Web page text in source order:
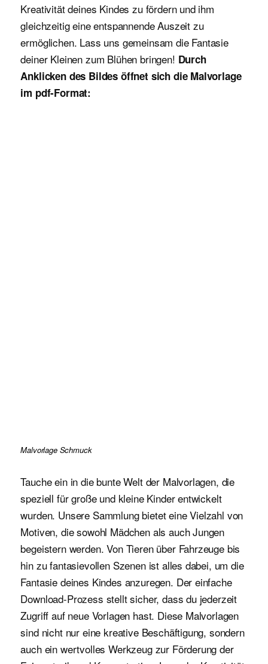
Kreativität deines Kindes zu fördern und ihm
gleichzeitig eine entspannende Auszeit zu
ermöglichen. Lass uns gemeinsam die Fantasie
deiner Kleinen zum Blühen bringen! Durch
Anklicken des Bildes öffnet sich die Malvorlage
im pdf-Format:
Malvorlage Schmuck
Tauche ein in die bunte Welt der Malvorlagen, die
speziell für große und kleine Kinder entwickelt
wurden. Unsere Sammlung bietet eine Vielzahl von
Motiven, die sowohl Mädchen als auch Jungen
begeistern werden. Von Tieren über Fahrzeuge bis
hin zu fantasievollen Szenen ist alles dabei, um die
Fantasie deines Kindes anzuregen. Der einfache
Download-Prozess stellt sicher, dass du jederzeit
Zugriff auf neue Vorlagen hast. Diese Malvorlagen
sind nicht nur eine kreative Beschäftigung, sondern
auch ein wertvolles Werkzeug zur Förderung der